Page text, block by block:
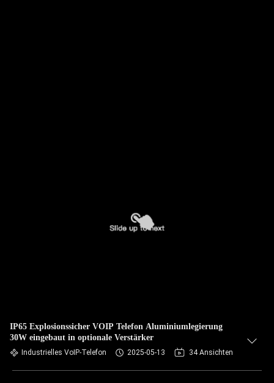
IP65 Explosionssicher VOIP Telefon Aluminiumlegierung
30W eingebaut in optionale Verstärker
Industrielles VoIP-Telefon 2025-05-13 34 Ansichten